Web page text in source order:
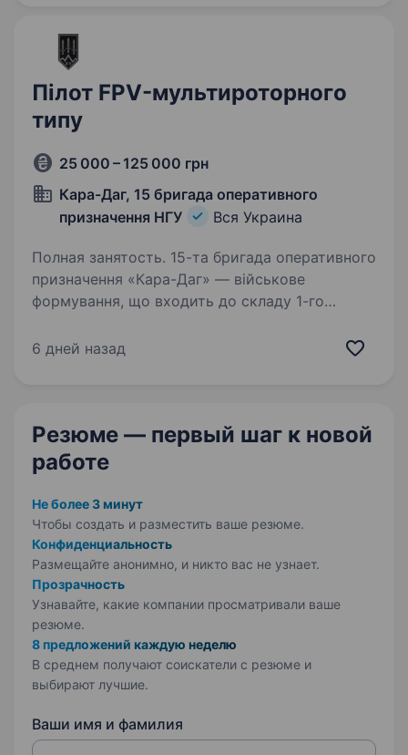
Пілот FPV-мультироторного
типу
25 000 – 125 000 грн
Кара-Даг, 15 бригада оперативного
призначення НГУ
Вся Украина
Полная занятость. 15-та бригада оперативного
призначення «Кара-Даг» — військове
формування, що входить до складу 1-го
Бригада шукає фахівців в батальйони та інші
6 дней назад
Резюме — первый шаг к новой
работе
Не более 3 минут
Чтобы создать и разместить ваше резюме.
Конфиденциальность
Размещайте анонимно, и никто вас не узнает.
Прозрачность
Узнавайте, какие компании просматривали ваше
резюме.
8 предложений каждую неделю
В среднем получают соискатели с резюме и
выбирают лучшие.
Ваши имя и фамилия